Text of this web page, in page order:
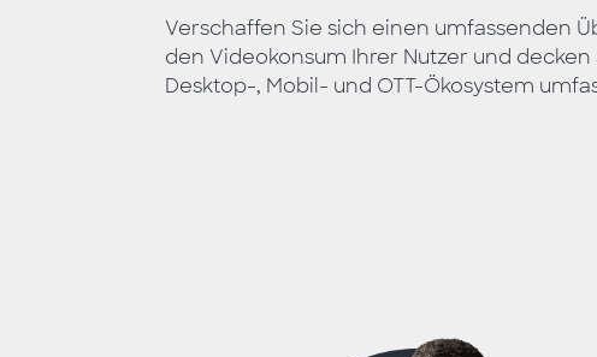
Verschaffen Sie sich einen umfassenden
den Videokonsum Ihrer Nutzer und decken
Desktop-, Mobil- und OTT-Ökosystem